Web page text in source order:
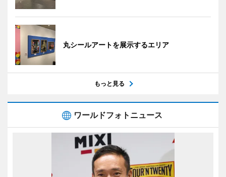
丸シールアートを展示するエリア
もっと見る
ワールドフォトニュース